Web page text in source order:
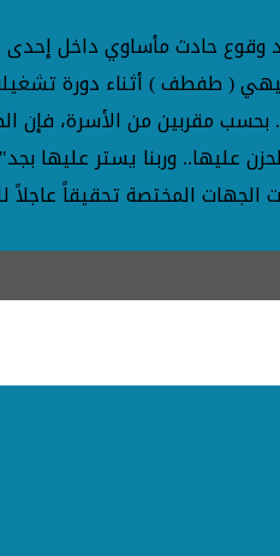
وقوع حادث مأساوي داخل
( طفطف ) أثناء دورة
بحسب مقربين من الأسرة،
عليها.. وربنا يستر
المختصة تحقيقاً عاجلاً